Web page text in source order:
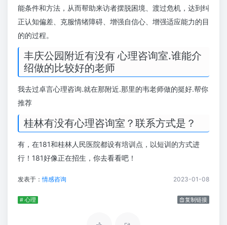
能条件和方法，从而帮助来访者摆脱困境、渡过危机，达到纠
正认知偏差、克服情绪障碍、增强自信心、增强适应能力的目
的的过程。
丰庆公园附近有没有 心理咨询室.谁能介
绍做的比较好的老师
我去过卓言心理咨询.就在那附近.那里的韦老师做的挺好.帮你
推荐
桂林有没有心理咨询室？联系方式是？
有，在181和桂林人民医院都设有培训点，以短训的方式进
行！181好像正在招生，你去看看吧！
发表于：情感咨询 2023-01-08
# 心理 复制链接